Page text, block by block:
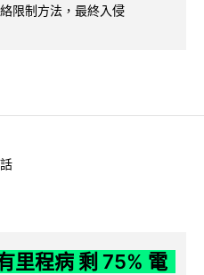
限制方法，最終入侵
里程病 剩 75% 電